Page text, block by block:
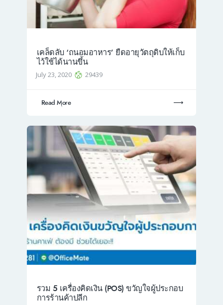
เคล็ดลับ ‘ถนอมอาหาร’ ยืดอายุวัตถุดิบให้เก็บ
ไว้ใช้ได้นานขึ้น
July 23, 2020 29439
Read More
รวม 5 เครื่องคิดเงิน (POS) ขวัญใจผู้ประกอบ
การร้านค้าปลีก